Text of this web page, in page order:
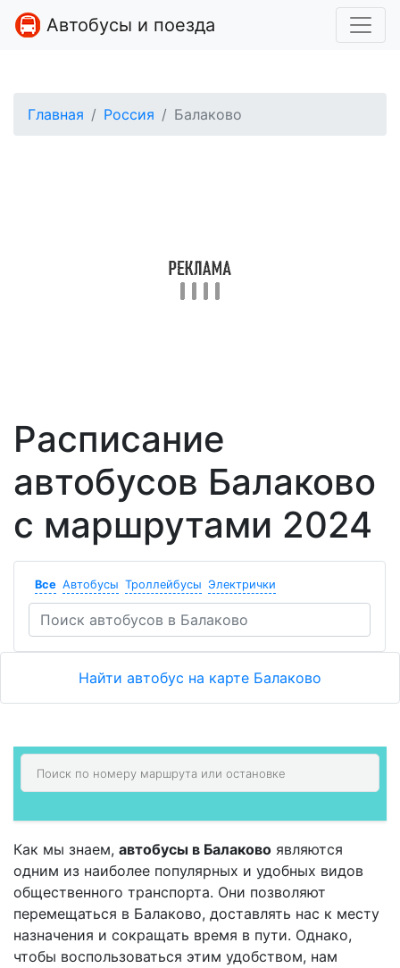
Автобусы и поезда
Главная Россия Балаково
Расписание
автобусов Балаково
с маршрутами 2024
Все Автобусы Троллейбусы Электрички
Найти автобус на карте Балаково
Как мы знаем, автобусы в Балаково являются
одним из наиболее популярных и удобных видов
общественного транспорта. Они позволяют
перемещаться в Балаково, доставлять нас к месту
назначения и сокращать время в пути. Однако,
чтобы воспользоваться этим удобством, нам